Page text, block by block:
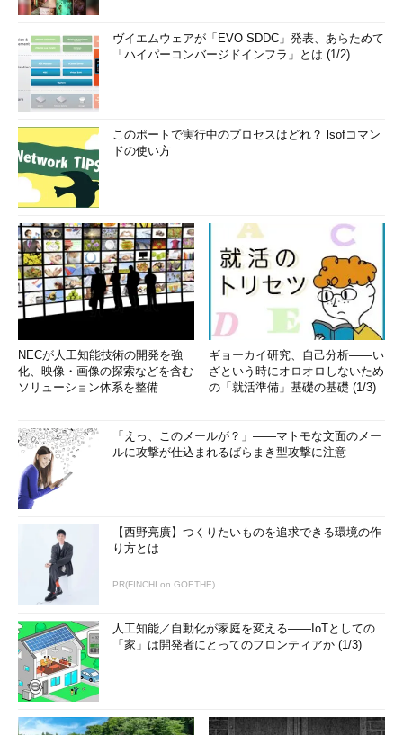
ヴイエムウェアが「EVO SDDC」発表、あらためて
「ハイパーコンバージドインフラ」とは (1/2)
このポートで実行中のプロセスはどれ？ lsofコマン
ドの使い方
NECが人工知能技術の開発を強
化、映像・画像の探索などを含む
ソリューション体系を整備
ギョーカイ研究、自己分析――い
ざという時にオロオロしないため
の「就活準備」基礎の基礎 (1/3)
「えっ、このメールが？」――マトモな文面のメー
ルに攻撃が仕込まれるばらまき型攻撃に注意
【西野亮廣】つくりたいものを追求できる環境の作
り方とは
PR(FINCHI on GOETHE)
人工知能／自動化が家庭を変える――IoTとしての
「家」は開発者にとってのフロンティアか (1/3)